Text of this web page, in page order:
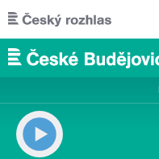
Přejít k hlavnímu obsahu